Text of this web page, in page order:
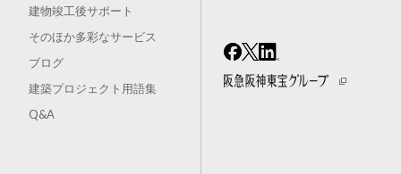
建物竣工後サポート
そのほか多彩なサービス
ブログ
建築プロジェクト用語集
Q&A